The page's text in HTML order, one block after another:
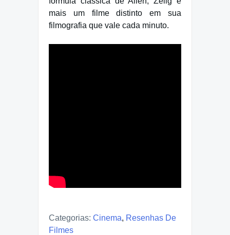
mais um filme distinto em sua
filmografia que vale cada minuto.
Categorias: Cinema, Resenhas De
Filmes